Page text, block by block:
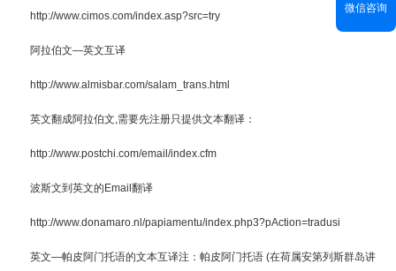
http://www.cimos.com/index.asp?src=try
阿拉伯文—英文互译
http://www.almisbar.com/salam_trans.html
英文翻成阿拉伯文,需要先注册只提供文本翻译：
http://www.postchi.com/email/index.cfm
波斯文到英文的Email翻译
http://www.donamaro.nl/papiamentu/index.php3?pAction=tradusi
英文—帕皮阿门托语的文本互译注：帕皮阿门托语 (在荷属安第列斯群岛讲
微信咨询